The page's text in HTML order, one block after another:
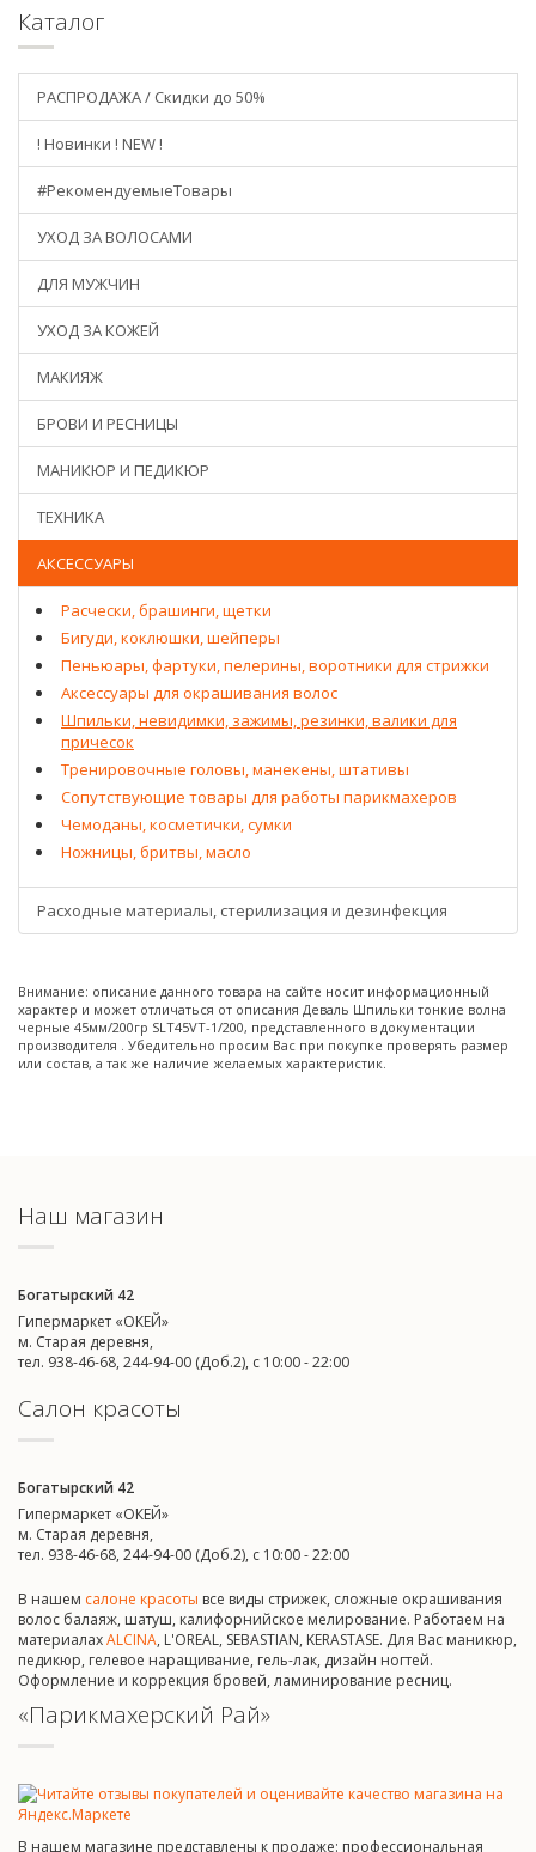
Каталог
РАСПРОДАЖА / Скидки до 50%
! Новинки ! NEW !
#РекомендуемыеТовары
УХОД ЗА ВОЛОСАМИ
ДЛЯ МУЖЧИН
УХОД ЗА КОЖЕЙ
МАКИЯЖ
БРОВИ И РЕСНИЦЫ
МАНИКЮР И ПЕДИКЮР
ТЕХНИКА
АКСЕССУАРЫ
Расчески, брашинги, щетки
Бигуди, коклюшки, шейперы
Пеньюары, фартуки, пелерины, воротники для стрижки
Аксессуары для окрашивания волос
Шпильки, невидимки, зажимы, резинки, валики для
причесок
Тренировочные головы, манекены, штативы
Сопутствующие товары для работы парикмахеров
Чемоданы, косметички, сумки
Ножницы, бритвы, масло
Расходные материалы, стерилизация и дезинфекция
Внимание: описание данного товара на сайте носит информационный
характер и может отличаться от описания Деваль Шпильки тонкие волна
черные 45мм/200гр SLT45VT-1/200, представленного в документации
производителя . Убедительно просим Вас при покупке проверять размер
или состав, а так же наличие желаемых характеристик.
Наш магазин
Богатырский 42
Гипермаркет «ОКЕЙ»
м. Старая деревня,
тел. 938-46-68, 244-94-00 (Доб.2), c 10:00 - 22:00
Салон красоты
Богатырский 42
Гипермаркет «ОКЕЙ»
м. Старая деревня,
тел. 938-46-68, 244-94-00 (Доб.2), c 10:00 - 22:00
В нашем салоне красоты все виды стрижек, сложные окрашивания
волос балаяж, шатуш, калифорнийское мелирование. Работаем на
материалахALCINA, L'OREAL, SEBASTIAN, KERASTASE. Для Вас маникюр,
педикюр, гелевое наращивание, гель-лак, дизайн ногтей.
Оформление и коррекция бровей, ламинирование ресниц.
«Парикмахерский Рай»
В нашем магазине представлены к продаже: профессиональная